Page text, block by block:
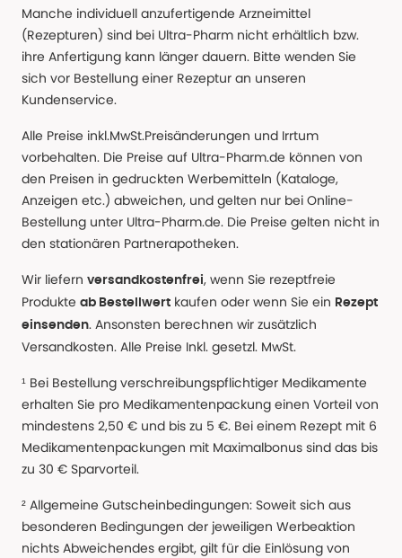
Manche individuell anzufertigende Arzneimittel
(Rezepturen) sind bei Ultra-Pharm nicht erhältlich bzw.
ihre Anfertigung kann länger dauern. Bitte wenden Sie
sich vor Bestellung einer Rezeptur an unseren
Kundenservice.
Alle Preise inkl.MwSt.Preisänderungen und Irrtum
vorbehalten. Die Preise auf Ultra-Pharm.de können von
den Preisen in gedruckten Werbemitteln (Kataloge,
Anzeigen etc.) abweichen, und gelten nur bei Online-
Bestellung unter Ultra-Pharm.de. Die Preise gelten nicht in
den stationären Partnerapotheken.
Wir liefern versandkostenfrei, wenn Sie rezeptfreie
Produkte ab Bestellwert kaufen oder wenn Sie ein Rezept
einsenden. Ansonsten berechnen wir zusätzlich
Versandkosten. Alle Preise Inkl. gesetzl. MwSt.
¹ Bei Bestellung verschreibungspflichtiger Medikamente
erhalten Sie pro Medikamentenpackung einen Vorteil von
mindestens 2,50 € und bis zu 5 €. Bei einem Rezept mit 6
Medikamentenpackungen mit Maximalbonus sind das bis
zu 30 € Sparvorteil.
² Allgemeine Gutscheinbedingungen: Soweit sich aus
besonderen Bedingungen der jeweiligen Werbeaktion
nichts Abweichendes ergibt, gilt für die Einlösung von